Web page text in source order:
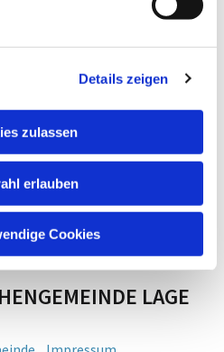
Details zeigen
zulassen
erlauben
Cookies
LAGE